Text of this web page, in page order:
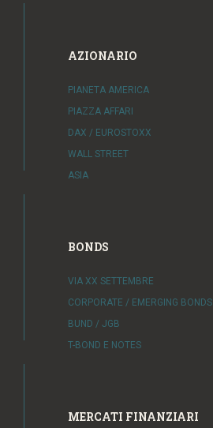
AZIONARIO
PIANETA AMERICA
PIAZZA AFFARI
DAX / EUROSTOXX
WALL STREET
ASIA
BONDS
VIA XX SETTEMBRE
CORPORATE / EMERGING BONDS
BUND / JGB
T-BOND E NOTES
MERCATI FINANZIARI